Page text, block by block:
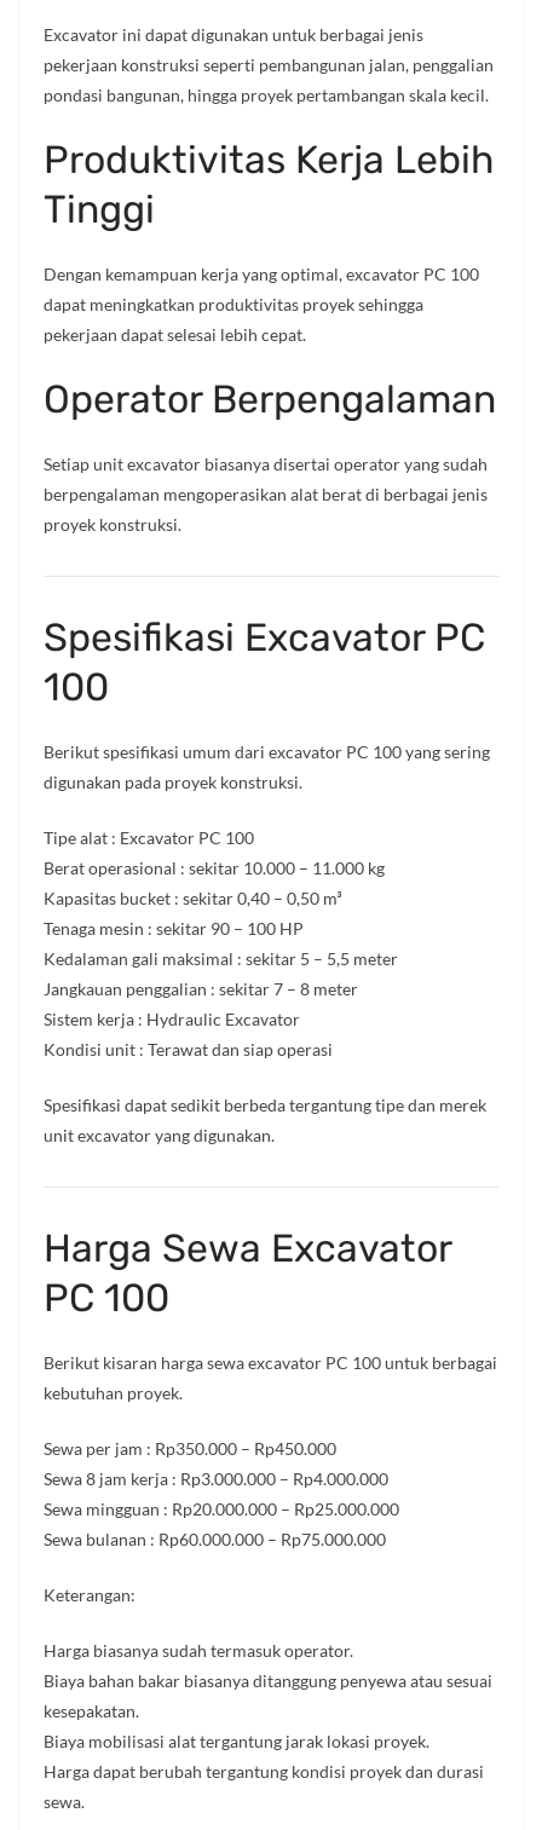
Excavator ini dapat digunakan untuk berbagai jenis
pekerjaan konstruksi seperti pembangunan jalan, penggalian
pondasi bangunan, hingga proyek pertambangan skala kecil.
Produktivitas Kerja Lebih
Tinggi
Dengan kemampuan kerja yang optimal, excavator PC 100
dapat meningkatkan produktivitas proyek sehingga
pekerjaan dapat selesai lebih cepat.
Operator Berpengalaman
Setiap unit excavator biasanya disertai operator yang sudah
berpengalaman mengoperasikan alat berat di berbagai jenis
proyek konstruksi.
Spesifikasi Excavator PC
100
Berikut spesifikasi umum dari excavator PC 100 yang sering
digunakan pada proyek konstruksi.
Tipe alat : Excavator PC 100
Berat operasional : sekitar 10.000 – 11.000 kg
Kapasitas bucket : sekitar 0,40 – 0,50 m³
Tenaga mesin : sekitar 90 – 100 HP
Kedalaman gali maksimal : sekitar 5 – 5,5 meter
Jangkauan penggalian : sekitar 7 – 8 meter
Sistem kerja : Hydraulic Excavator
Kondisi unit : Terawat dan siap operasi
Spesifikasi dapat sedikit berbeda tergantung tipe dan merek
unit excavator yang digunakan.
Harga Sewa Excavator
PC 100
Berikut kisaran harga sewa excavator PC 100 untuk berbagai
kebutuhan proyek.
Sewa per jam : Rp350.000 – Rp450.000
Sewa 8 jam kerja : Rp3.000.000 – Rp4.000.000
Sewa mingguan : Rp20.000.000 – Rp25.000.000
Sewa bulanan : Rp60.000.000 – Rp75.000.000
Keterangan:
Harga biasanya sudah termasuk operator.
Biaya bahan bakar biasanya ditanggung penyewa atau sesuai
kesepakatan.
Biaya mobilisasi alat tergantung jarak lokasi proyek.
Harga dapat berubah tergantung kondisi proyek dan durasi
sewa.